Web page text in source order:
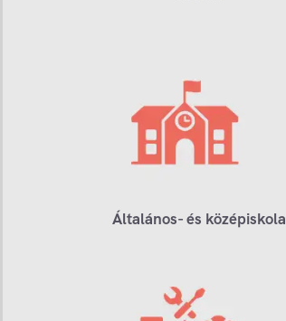
Általános- és középiskola